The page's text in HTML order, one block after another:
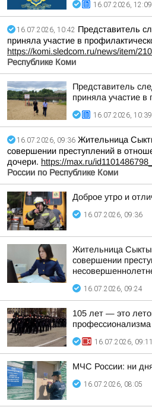
16.07.2026, 12:09
16.07.2026, 10:42 Представитель
приняла участие в
https://komi.sledcom.ru/news/item/
Республике Коми
Представитель
приняла участие в
16.07.2026, 10:39
16.07.2026, 09:36 Жительница
совершении преступлений в
дочери. https://max.ru/
России по Республике Коми
Доброе утро и
16.07.2026, 09:36
Жительница
совершении
16.07.2026, 09:24
105 лет — это
профессионализма
16.07.2026, 09:11
МЧС России: ни
16.07.2026, 08:05